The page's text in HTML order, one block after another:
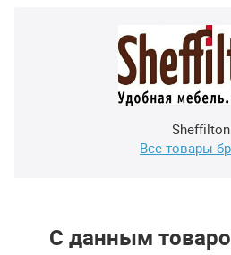
Sheffilton
Все товары
С данным